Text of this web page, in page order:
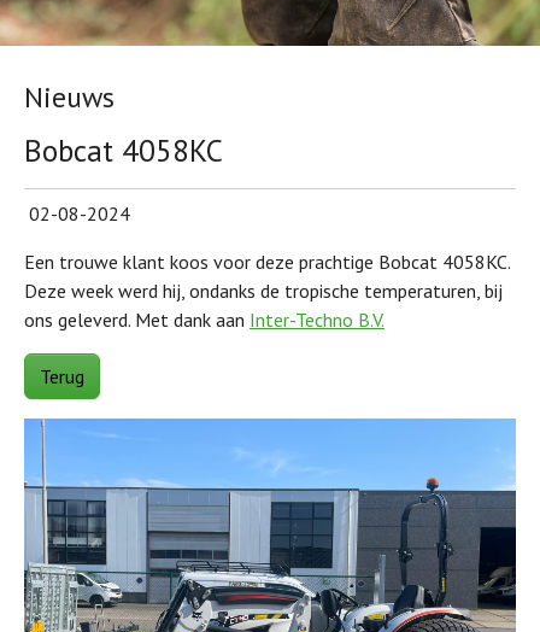
Nieuws
Bobcat 4058KC
02-08-2024
Een trouwe klant koos voor deze prachtige Bobcat 4058KC.
Deze week werd hij, ondanks de tropische temperaturen, bij
ons geleverd. Met dank aan Inter-Techno B.V.
Terug